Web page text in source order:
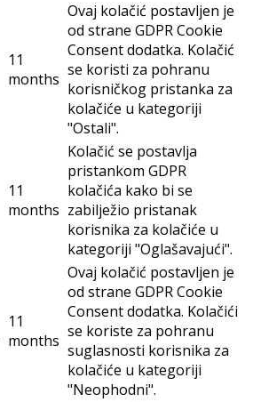
11
months
Ovaj kolačić postavljen je
od strane GDPR Cookie
Consent dodatka. Kolačić
se koristi za pohranu
korisničkog pristanka za
kolačiće u kategoriji
"Ostali".
11
months
Kolačić se postavlja
pristankom GDPR
kolačića kako bi se
zabilježio pristanak
korisnika za kolačiće u
kategoriji "Oglašavajući".
11
months
Ovaj kolačić postavljen je
od strane GDPR Cookie
Consent dodatka. Kolačići
se koriste za pohranu
suglasnosti korisnika za
kolačiće u kategoriji
"Neophodni".